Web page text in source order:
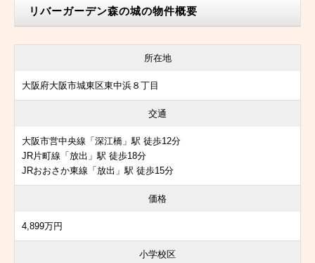
リバーガーデン森の城の物件概要
所在地
大阪府大阪市城東区東中浜８丁目
交通
大阪市営中央線「深江橋」駅 徒歩12分
JR片町線「放出」駅 徒歩18分
JRおおさか東線「放出」駅 徒歩15分
価格
4,899万円
小学校区